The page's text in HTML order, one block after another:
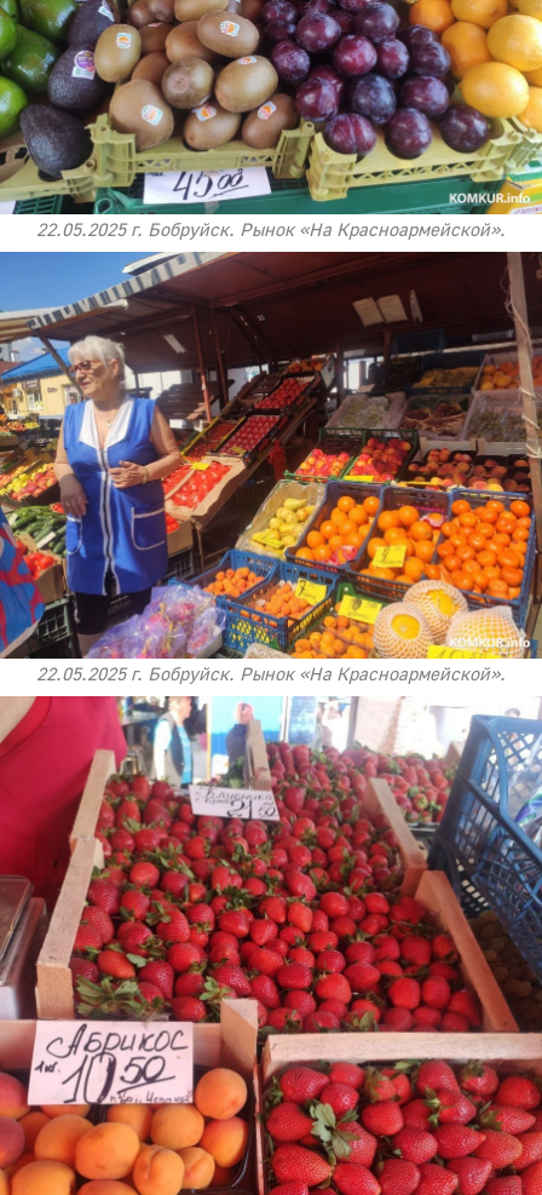
22.05.2025 г. Бобруйск. Рынок «На Красноармейской».
22.05.2025 г. Бобруйск. Рынок «На Красноармейской».